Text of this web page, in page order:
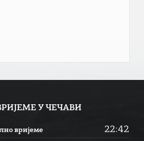
У ЧЕЧАВИ
вријеме 22:42